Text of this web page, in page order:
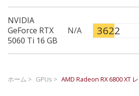
NVIDIA
GeForce RTX
5060 Ti 16 GB
N/A 3622
ホーム > GPUs > AMD Radeon RX 6800 XT